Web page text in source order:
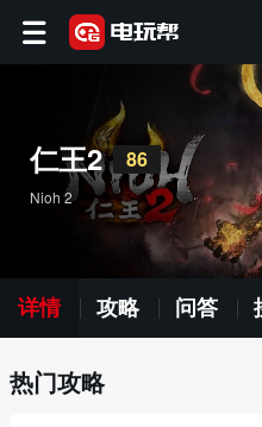
仁王2 86
Nioh 2
详情 攻略 问答
热门攻略